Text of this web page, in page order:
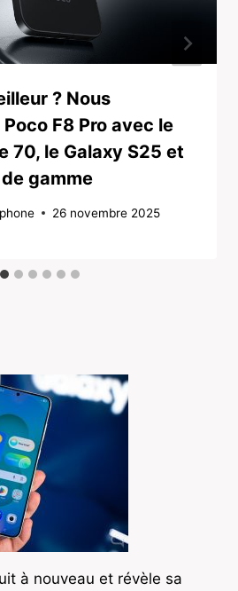
? Nous
F8 Pro avec le
70, le Galaxy S25 et
gamme
26 novembre 2025
à nouveau et révèle sa